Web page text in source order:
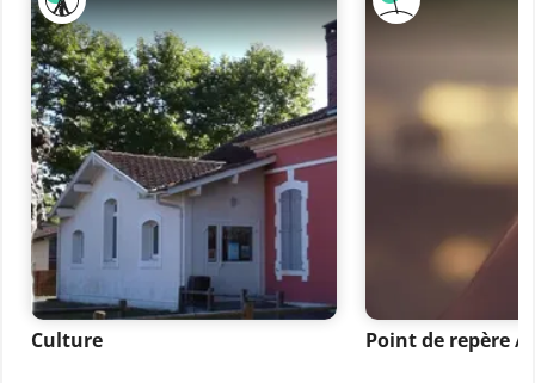
Culture Point de repère /